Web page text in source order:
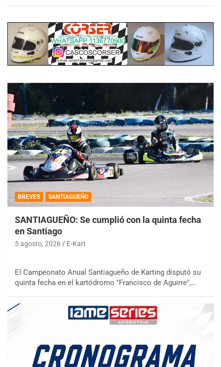
BREVES SANTIAGUEÑO
SANTIAGUEÑO: Se cumplió con la quinta fecha
en Santiago
5 agosto, 2026 E-Kart
El Campeonato Anual Santiagueño de Karting disputó su
quinta fecha en el kartódromo "Francisco de Aguirre",…